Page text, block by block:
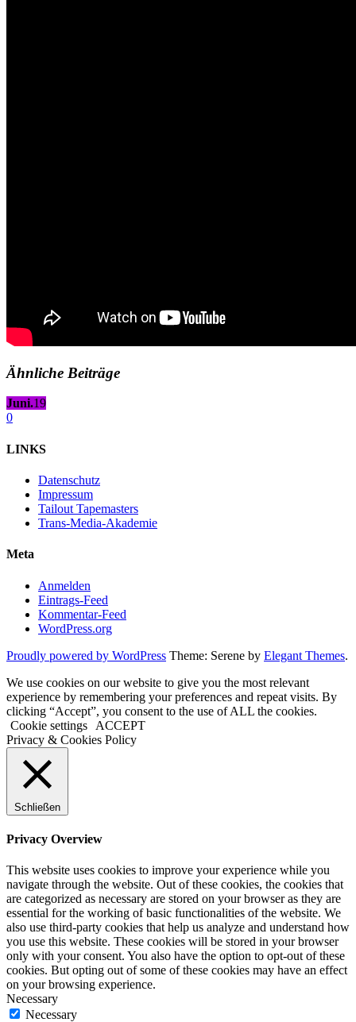
Ähnliche Beiträge
Juni.19
0
LINKS
Datenschutz
Impressum
Tailout Tapemasters
Trans-Media-Akademie
Meta
Anmelden
Eintrags-Feed
Kommentar-Feed
WordPress.org
Proudly powered by WordPress Theme: Serene by Elegant Themes.
We use cookies on our website to give you the most relevant
experience by remembering your preferences and repeat visits. By
clicking “Accept”, you consent to the use of ALL the cookies.
Cookie settings
ACCEPT
Privacy & Cookies Policy
Schließen
Privacy Overview
This website uses cookies to improve your experience while you
navigate through the website. Out of these cookies, the cookies that
are categorized as necessary are stored on your browser as they are
essential for the working of basic functionalities of the website. We
also use third-party cookies that help us analyze and understand how
you use this website. These cookies will be stored in your browser
only with your consent. You also have the option to opt-out of these
cookies. But opting out of some of these cookies may have an effect
on your browsing experience.
Necessary
Necessary